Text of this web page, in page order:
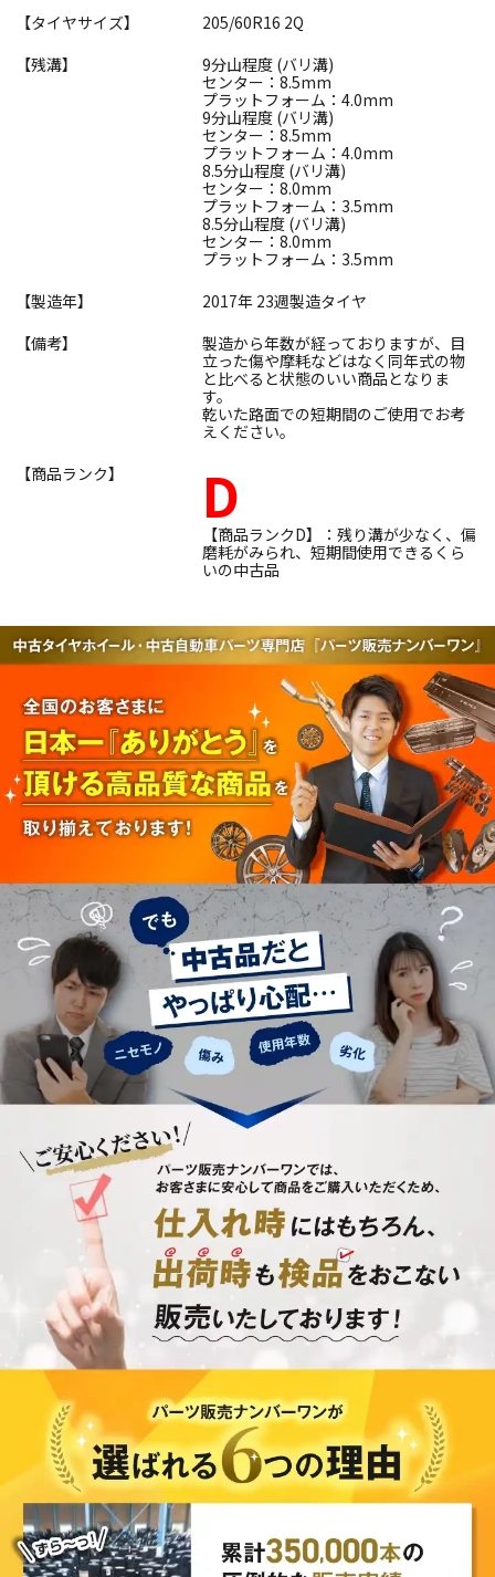
【タイヤサイズ】
205/60R16 2Q
【残溝】
9分山程度 (バリ溝)
センター：8.5mm
プラットフォーム：4.0mm
9分山程度 (バリ溝)
センター：8.5mm
プラットフォーム：4.0mm
8.5分山程度 (バリ溝)
センター：8.0mm
プラットフォーム：3.5mm
8.5分山程度 (バリ溝)
センター：8.0mm
プラットフォーム：3.5mm
【製造年】
2017年 23週製造タイヤ
【備考】
製造から年数が経っておりますが、目
立った傷や摩耗などはなく同年式の物
と比べると状態のいい商品となりま
す。
乾いた路面での短期間のご使用でお考
えください。
【商品ランク】
D
【商品ランクD】：残り溝が少なく、偏
磨耗がみられ、短期間使用できるくら
いの中古品